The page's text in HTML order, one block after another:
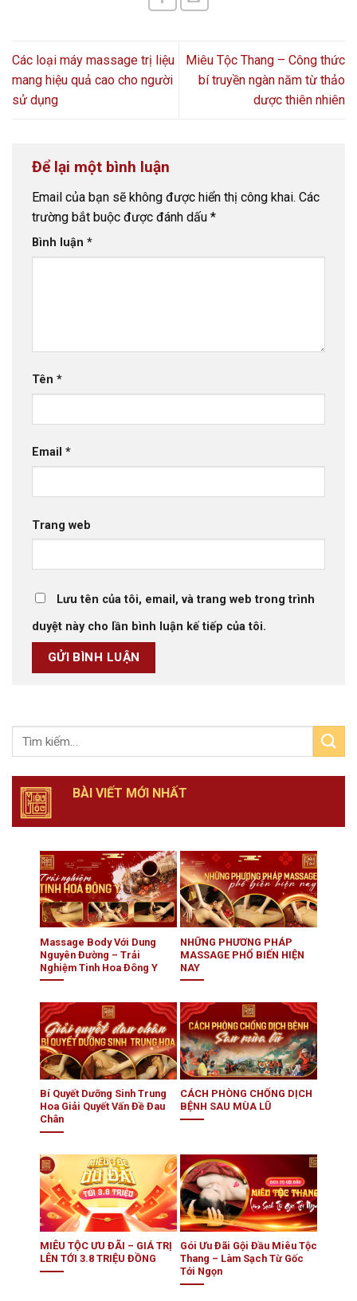
BÀI VIẾT MỚI NHẤT
Massage Body Với Dung
Nguyên Đường – Trải
Nghiệm Tinh Hoa Đông Y
NHỮNG PHƯƠNG PHÁP
MASSAGE PHỔ BIẾN HIỆN
NAY
Bí Quyết Dưỡng Sinh Trung
Hoa Giải Quyết Vấn Đề Đau
Chân
CÁCH PHÒNG CHỐNG DỊCH
BỆNH SAU MÙA LŨ
MIÊU TỘC ƯU ĐÃI – GIÁ TRỊ
LÊN TỚI 3.8 TRIỆU ĐỒNG
Gói Ưu Đãi Gội Đầu Miêu Tộc
Thang – Làm Sạch Từ Gốc
Tới Ngọn
Các loại máy massage trị liệu
mang hiệu quả cao cho người
sử dụng
Miêu Tộc Thang – Công thức
bí truyền ngàn năm từ thảo
dược thiên nhiên
Để lại một bình luận
Email của bạn sẽ không được hiển thị công khai. Các
trường bắt buộc được đánh dấu *
Bình luận *
Tên *
Email *
Trang web
Lưu tên của tôi, email, và trang web trong trình
duyệt này cho lần bình luận kế tiếp của tôi.